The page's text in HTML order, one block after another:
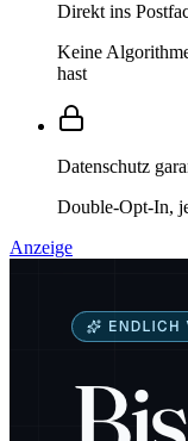
Direkt ins
Keine
hast
Datenschutz
Double-Opt-In,
Anzeige